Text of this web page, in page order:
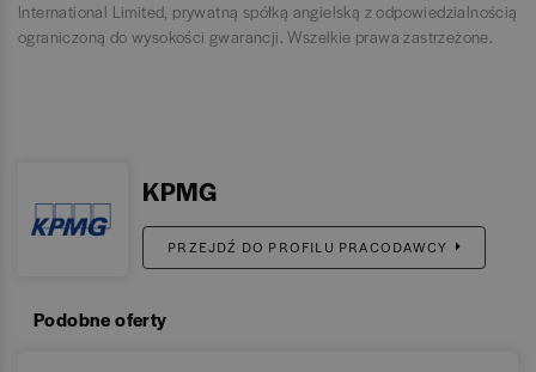
International Limited, prywatną spółką angielską z odpowiedzialnością
ograniczoną do wysokości gwarancji. Wszelkie prawa zastrzeżone.
KPMG
PRZEJDŹ DO PROFILU PRACODAWCY
Podobne oferty